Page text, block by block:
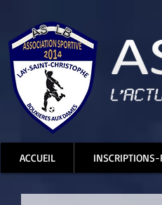
ACCUEIL INSCRIPTIONS-